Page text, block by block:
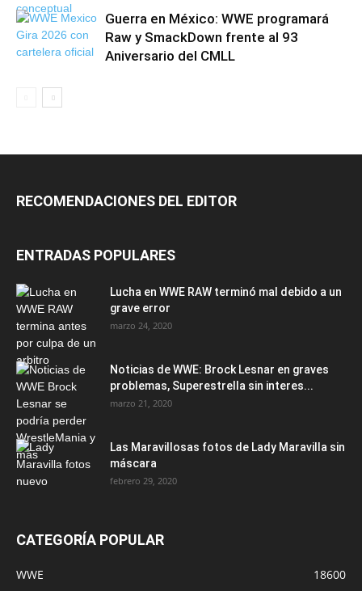
Guerra en México: WWE programará
Raw y SmackDown frente al 93
Aniversario del CMLL
RECOMENDACIONES DEL EDITOR
ENTRADAS POPULARES
Lucha en WWE RAW terminó mal debido a un
grave error
marzo 24, 2020
Noticias de WWE: Brock Lesnar en graves
problemas, Superestrella sin interes...
marzo 21, 2020
Las Maravillosas fotos de Lady Maravilla sin
máscara
febrero 29, 2020
CATEGORÍA POPULAR
WWE
18600